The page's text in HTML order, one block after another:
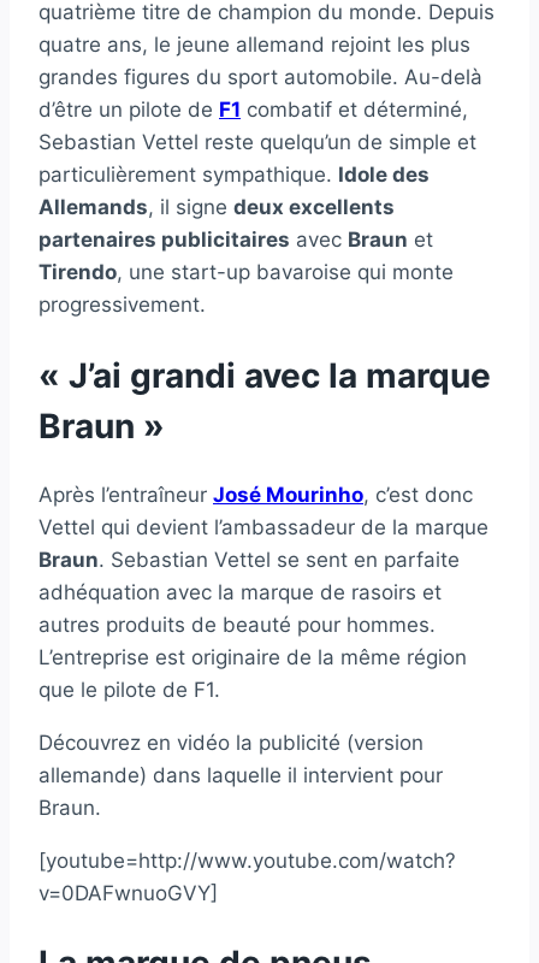
quatrième titre de champion du monde. Depuis
quatre ans, le jeune allemand rejoint les plus
grandes figures du sport automobile. Au-delà
d’être un pilote de F1 combatif et déterminé,
Sebastian Vettel reste quelqu’un de simple et
particulièrement sympathique. Idole des
Allemands, il signe deux excellents
partenaires publicitaires avec Braun et
Tirendo, une start-up bavaroise qui monte
progressivement.
« J’ai grandi avec la marque
Braun »
Après l’entraîneur José Mourinho, c’est donc
Vettel qui devient l’ambassadeur de la marque
Braun. Sebastian Vettel se sent en parfaite
adhéquation avec la marque de rasoirs et
autres produits de beauté pour hommes.
L’entreprise est originaire de la même région
que le pilote de F1.
Découvrez en vidéo la publicité (version
allemande) dans laquelle il intervient pour
Braun.
[youtube=http://www.youtube.com/watch?
v=0DAFwnuoGVY]